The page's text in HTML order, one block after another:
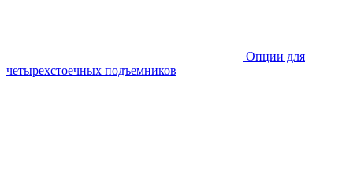
Опции для
четырехстоечных подъемников